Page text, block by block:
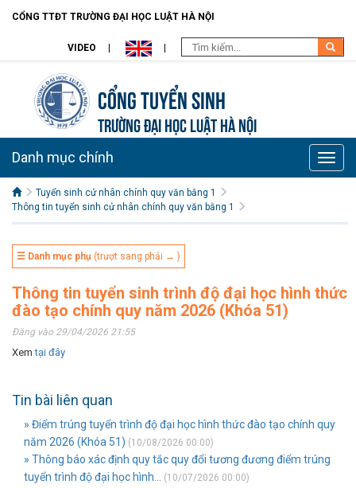
CỔNG TTĐT TRƯỜNG ĐẠI HỌC LUẬT HÀ NỘI
VIDEO
Cổng tuyển sinh
TRƯỜNG ĐẠI HỌC LUẬT HÀ NỘI
Toggle
Danh mục chính
Tuyển sinh cử nhân chính quy văn bằng 1
Thông tin tuyển sinh cử nhân chính quy văn bằng 1
☰ Danh mục phụ (trượt sang phải → )
Thông tin tuyển sinh trình độ đại học hình thức
đào tạo chính quy năm 2026 (Khóa 51)
Đăng vào 29/04/2026 21:55
Xem tại đây
Tin bài liên quan
» Điểm trúng tuyển trình độ đại học hình thức đào tạo chính quy
năm 2026 (Khóa 51) (10/08/2026 00:00)
» Thông báo xác định quy tắc quy đổi tương đương điểm trúng
tuyển trình độ đại học hình...
(10/07/2026 00:00)